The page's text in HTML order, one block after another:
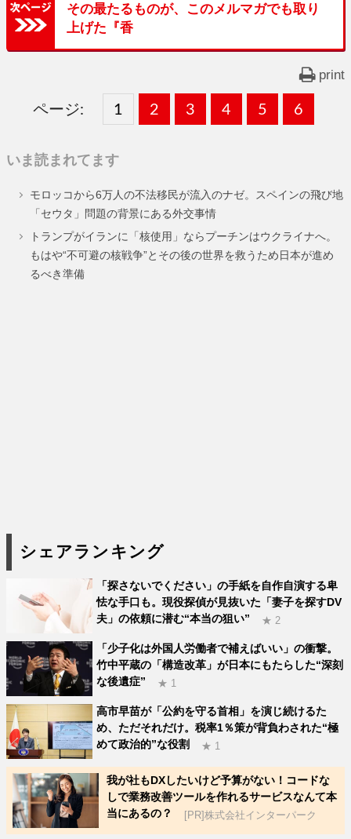
その最たるものが、このメルマガでも取り
上げた『香
print
ページ:
固
ー
ジ
1 ,
固
ー
ジ
2 ,
固
ー
ジ
3 ,
固
ー
ジ
4 ,
固
ー
ジ
5 ,
固
ー
ジ
6
いま読まれてます
モロッコから6万人の不法移民が流入のナゼ。スペインの飛び地
「セウタ」問題の背景にある外交事情
トランプがイランに「核使用」ならプーチンはウクライナへ。
もはや“不可避の核戦争”とその後の世界を救うため日本が進め
るべき準備
シェアランキング
「探さないでください」の手紙を自作自演する卑
怯な手口も。現役探偵が見抜いた「妻子を探すDV
夫」の依頼に潜む“本当の狙い”
★ 2
「少子化は外国人労働者で補えばいい」の衝撃。
竹中平蔵の「構造改革」が日本にもたらした“深刻
な後遺症”
★ 1
高市早苗が「公約を守る首相」を演じ続けるた
め、ただそれだけ。税率1％策が背負わされた“極
めて政治的”な役割
★ 1
我が社もDXしたいけど予算がない！コードな
しで業務改善ツールを作れるサービスなんて本
当にあるの？
[PR]株式会社インターパーク